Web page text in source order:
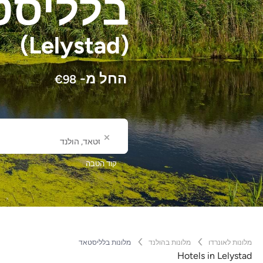
(Lelystad)
החל מ- €98
שם עיר או מלון
קוד הטבה
מלונות לאונרדו מלונות בהולנד מלונות בלליסטאד
Hotels in Lelystad